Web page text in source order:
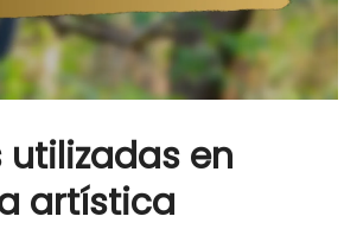
utilizadas en
artística